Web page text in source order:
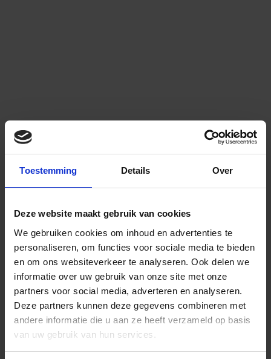
Toestemming Details Over
Deze website maakt gebruik van cookies
We gebruiken cookies om inhoud en advertenties te
personaliseren, om functies voor sociale media te bieden
en om ons websiteverkeer te analyseren. Ook delen we
informatie over uw gebruik van onze site met onze
partners voor social media, adverteren en analyseren.
Deze partners kunnen deze gegevens combineren met
andere informatie die u aan ze heeft verzameld op basis
van uw gebruik van hun services.